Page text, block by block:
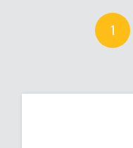
1